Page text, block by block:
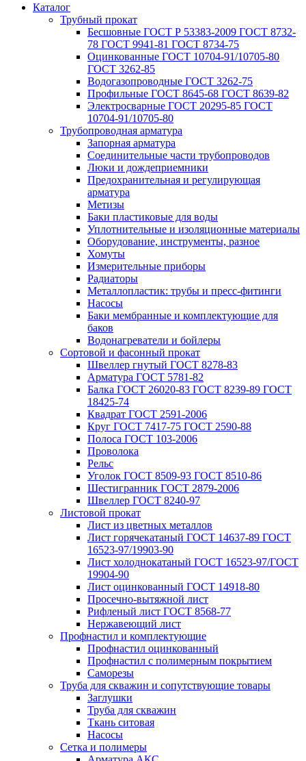
Каталог
Трубный прокат
Беcшовные ГОСТ Р 53383-2009 ГОСТ 8732-
78 ГОСТ 9941-81 ГОСТ 8734-75
Оцинкованные ГОСТ 10704-91/10705-80
ГОСТ 3262-85
Водогазопроводные ГОСТ 3262-75
Профильные ГОСТ 8645-68 ГОСТ 8639-82
Электросварные ГОСТ 20295-85 ГОСТ
10704-91/10705-80
Трубопроводная арматура
Запорная арматура
Соединительные части трубопроводов
Люки и дождеприемники
Предохранительная и регулирующая
арматура
Метизы
Баки пластиковые для воды
Уплотнительные и изоляционные материалы
Оборудование, инструменты, разное
Хомуты
Измерительные приборы
Радиаторы
Металлопластик: трубы и пресс-фитинги
Насосы
Баки мембранные и комплектующие для
баков
Водонагреватели и бойлеры
Сортовой и фасонный прокат
Швеллер гнутый ГОСТ 8278-83
Арматура ГОСТ 5781-82
Балка ГОСТ 26020-83 ГОСТ 8239-89 ГОСТ
18425-74
Квадрат ГОСТ 2591-2006
Круг ГОСТ 7417-75 ГОСТ 2590-88
Полоса ГОСТ 103-2006
Проволока
Рельс
Уголок ГОСТ 8509-93 ГОСТ 8510-86
Шестигранник ГОСТ 2879-2006
Швеллер ГОСТ 8240-97
Листовой прокат
Лист из цветных металлов
Лист горячекатаный ГОСТ 14637-89 ГОСТ
16523-97/19903-90
Лист холоднокатаный ГОСТ 16523-97/ГОСТ
19904-90
Лист оцинкованный ГОСТ 14918-80
Просечно-вытяжной лист
Рифленый лист ГОСТ 8568-77
Нержавеющий лист
Профнастил и комплектующие
Профнастил оцинкованный
Профнастил с полимерным покрытием
Саморезы
Труба для скважин и сопутствующие товары
Заглушки
Труба для скважин
Ткань ситовая
Насосы
Сетка и полимеры